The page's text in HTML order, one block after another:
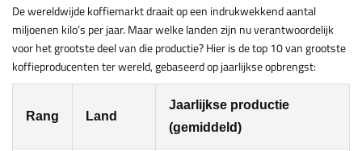
De wereldwijde koffiemarkt draait op een indrukwekkend aantal
miljoenen kilo’s per jaar. Maar welke landen zijn nu verantwoordelijk
voor het grootste deel van die productie? Hier is de top 10 van grootste
koffieproducenten ter wereld, gebaseerd op jaarlijkse opbrengst:
Rang Land
Jaarlijkse productie
(gemiddeld)